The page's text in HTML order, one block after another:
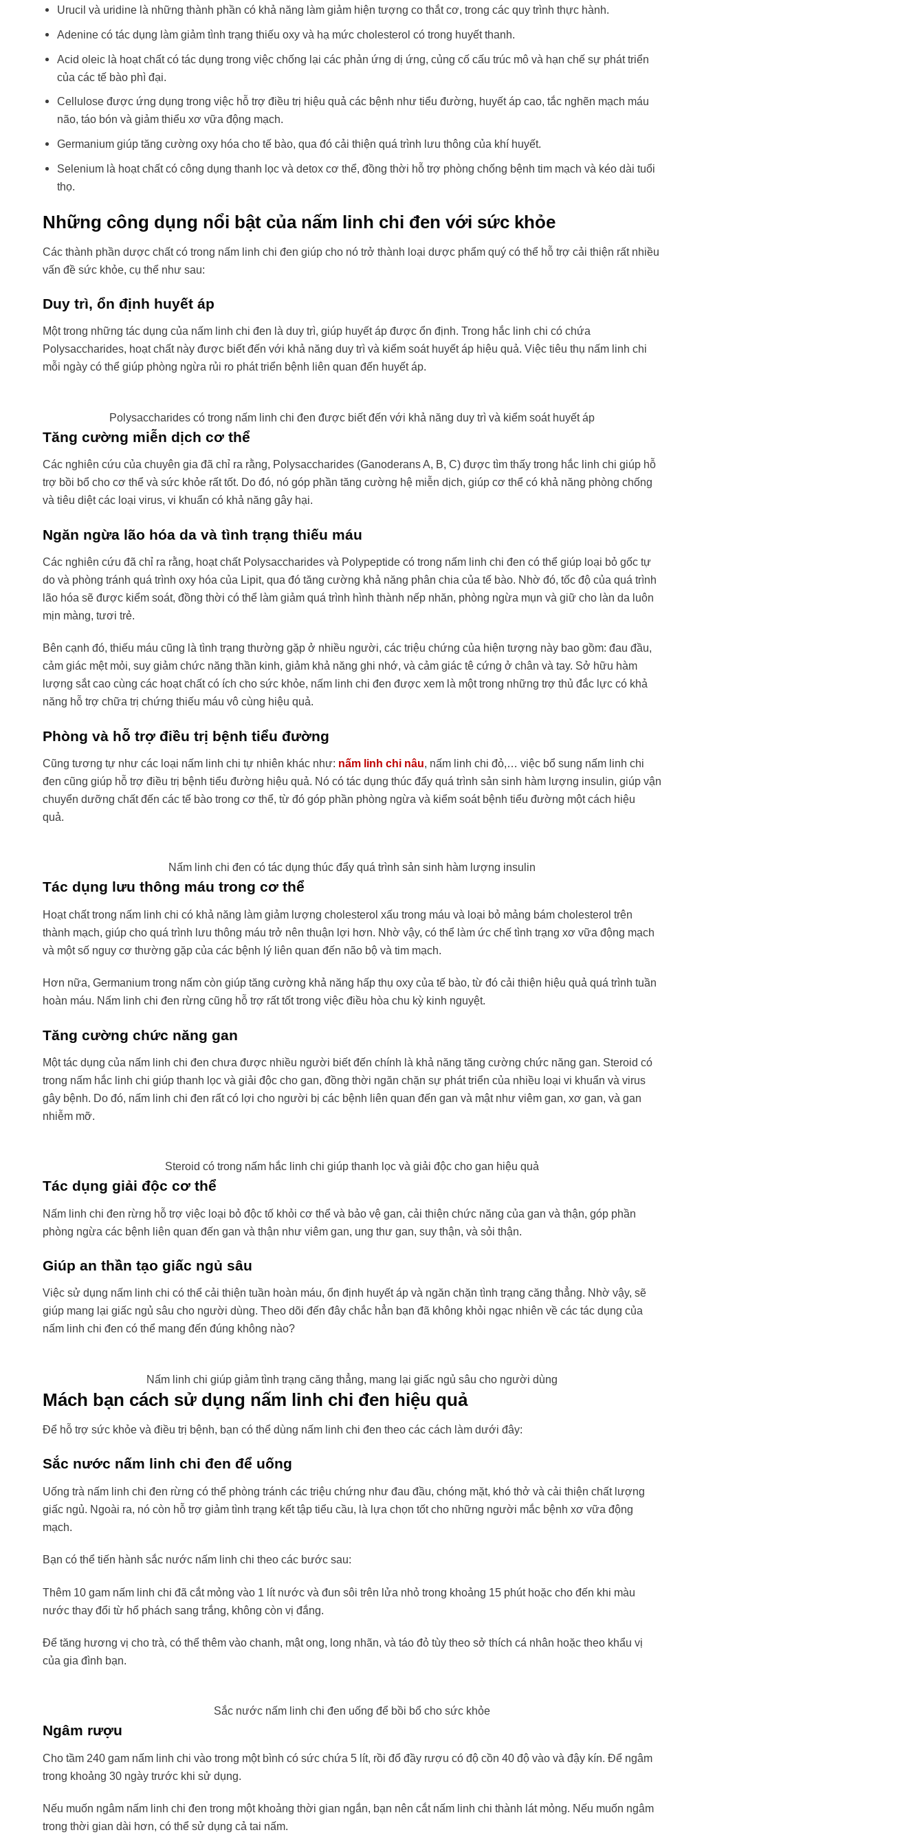
Urucil và uridine là những thành phần có khả năng làm giảm hiện tượng co thắt cơ, trong các quy trình thực hành.
Adenine có tác dụng làm giảm tình trạng thiếu oxy và hạ mức cholesterol có trong huyết thanh.
Acid oleic là hoạt chất có tác dụng trong việc chống lại các phản ứng dị ứng, củng cố cấu trúc mô và hạn chế sự phát triển
của các tế bào phì đại.
Cellulose được ứng dụng trong việc hỗ trợ điều trị hiệu quả các bệnh như tiểu đường, huyết áp cao, tắc nghẽn mạch máu
não, táo bón và giảm thiểu xơ vữa động mạch.
Germanium giúp tăng cường oxy hóa cho tế bào, qua đó cải thiện quá trình lưu thông của khí huyết.
Selenium là hoạt chất có công dụng thanh lọc và detox cơ thể, đồng thời hỗ trợ phòng chống bệnh tim mạch và kéo dài tuổi
thọ.
Những công dụng nổi bật của nấm linh chi đen với sức khỏe
Các thành phần dược chất có trong nấm linh chi đen giúp cho nó trở thành loại dược phẩm quý có thể hỗ trợ cải thiện rất nhiều
vấn đề sức khỏe, cụ thể như sau:
Duy trì, ổn định huyết áp
Một trong những tác dụng của nấm linh chi đen là duy trì, giúp huyết áp được ổn định. Trong hắc linh chi có chứa
Polysaccharides, hoạt chất này được biết đến với khả năng duy trì và kiểm soát huyết áp hiệu quả. Việc tiêu thụ nấm linh chi
mỗi ngày có thể giúp phòng ngừa rủi ro phát triển bệnh liên quan đến huyết áp.
Polysaccharides có trong nấm linh chi đen được biết đến với khả năng duy trì và kiểm soát huyết áp
Tăng cường miễn dịch cơ thể
Các nghiên cứu của chuyên gia đã chỉ ra rằng, Polysaccharides (Ganoderans A, B, C) được tìm thấy trong hắc linh chi giúp hỗ
trợ bồi bổ cho cơ thể và sức khỏe rất tốt. Do đó, nó góp phần tăng cường hệ miễn dịch, giúp cơ thể có khả năng phòng chống
và tiêu diệt các loại virus, vi khuẩn có khả năng gây hại.
Ngăn ngừa lão hóa da và tình trạng thiếu máu
Các nghiên cứu đã chỉ ra rằng, hoạt chất Polysaccharides và Polypeptide có trong nấm linh chi đen có thể giúp loại bỏ gốc tự
do và phòng tránh quá trình oxy hóa của Lipit, qua đó tăng cường khả năng phân chia của tế bào. Nhờ đó, tốc độ của quá trình
lão hóa sẽ được kiểm soát, đồng thời có thể làm giảm quá trình hình thành nếp nhăn, phòng ngừa mụn và giữ cho làn da luôn
mịn màng, tươi trẻ.
Bên cạnh đó, thiếu máu cũng là tình trạng thường gặp ở nhiều người, các triệu chứng của hiện tượng này bao gồm: đau đầu,
cảm giác mệt mỏi, suy giảm chức năng thần kinh, giảm khả năng ghi nhớ, và cảm giác tê cứng ở chân và tay. Sở hữu hàm
lượng sắt cao cùng các hoạt chất có ích cho sức khỏe, nấm linh chi đen được xem là một trong những trợ thủ đắc lực có khả
năng hỗ trợ chữa trị chứng thiếu máu vô cùng hiệu quả.
Phòng và hỗ trợ điều trị bệnh tiểu đường
Cũng tương tự như các loại nấm linh chi tự nhiên khác như: nấm linh chi nâu, nấm linh chi đỏ,… việc bổ sung nấm linh chi
đen cũng giúp hỗ trợ điều trị bệnh tiểu đường hiệu quả. Nó có tác dụng thúc đẩy quá trình sản sinh hàm lượng insulin, giúp vận
chuyển dưỡng chất đến các tế bào trong cơ thể, từ đó góp phần phòng ngừa và kiểm soát bệnh tiểu đường một cách hiệu
quả.
Nấm linh chi đen có tác dụng thúc đẩy quá trình sản sinh hàm lượng insulin
Tác dụng lưu thông máu trong cơ thể
Hoạt chất trong nấm linh chi có khả năng làm giảm lượng cholesterol xấu trong máu và loại bỏ mảng bám cholesterol trên
thành mạch, giúp cho quá trình lưu thông máu trở nên thuận lợi hơn. Nhờ vậy, có thể làm ức chế tình trạng xơ vữa động mạch
và một số nguy cơ thường gặp của các bệnh lý liên quan đến não bộ và tim mạch.
Hơn nữa, Germanium trong nấm còn giúp tăng cường khả năng hấp thụ oxy của tế bào, từ đó cải thiện hiệu quả quá trình tuần
hoàn máu. Nấm linh chi đen rừng cũng hỗ trợ rất tốt trong việc điều hòa chu kỳ kinh nguyệt.
Tăng cường chức năng gan
Một tác dụng của nấm linh chi đen chưa được nhiều người biết đến chính là khả năng tăng cường chức năng gan. Steroid có
trong nấm hắc linh chi giúp thanh lọc và giải độc cho gan, đồng thời ngăn chặn sự phát triển của nhiều loại vi khuẩn và virus
gây bệnh. Do đó, nấm linh chi đen rất có lợi cho người bị các bệnh liên quan đến gan và mật như viêm gan, xơ gan, và gan
nhiễm mỡ.
Steroid có trong nấm hắc linh chi giúp thanh lọc và giải độc cho gan hiệu quả
Tác dụng giải độc cơ thể
Nấm linh chi đen rừng hỗ trợ việc loại bỏ độc tố khỏi cơ thể và bảo vệ gan, cải thiện chức năng của gan và thận, góp phần
phòng ngừa các bệnh liên quan đến gan và thận như viêm gan, ung thư gan, suy thận, và sỏi thận.
Giúp an thần tạo giấc ngủ sâu
Việc sử dụng nấm linh chi có thể cải thiện tuần hoàn máu, ổn định huyết áp và ngăn chặn tình trạng căng thẳng. Nhờ vậy, sẽ
giúp mang lại giấc ngủ sâu cho người dùng. Theo dõi đến đây chắc hẳn bạn đã không khỏi ngạc nhiên về các tác dụng của
nấm linh chi đen có thể mang đến đúng không nào?
Nấm linh chi giúp giảm tình trạng căng thẳng, mang lại giấc ngủ sâu cho người dùng
Mách bạn cách sử dụng nấm linh chi đen hiệu quả
Để hỗ trợ sức khỏe và điều trị bệnh, bạn có thể dùng nấm linh chi đen theo các cách làm dưới đây:
Sắc nước nấm linh chi đen để uống
Uống trà nấm linh chi đen rừng có thể phòng tránh các triệu chứng như đau đầu, chóng mặt, khó thở và cải thiện chất lượng
giấc ngủ. Ngoài ra, nó còn hỗ trợ giảm tình trạng kết tập tiểu cầu, là lựa chọn tốt cho những người mắc bệnh xơ vữa động
mạch.
Bạn có thể tiến hành sắc nước nấm linh chi theo các bước sau:
Thêm 10 gam nấm linh chi đã cắt mỏng vào 1 lít nước và đun sôi trên lửa nhỏ trong khoảng 15 phút hoặc cho đến khi màu
nước thay đổi từ hổ phách sang trắng, không còn vị đắng.
Để tăng hương vị cho trà, có thể thêm vào chanh, mật ong, long nhãn, và táo đỏ tùy theo sở thích cá nhân hoặc theo khẩu vị
của gia đình bạn.
Sắc nước nấm linh chi đen uống để bồi bổ cho sức khỏe
Ngâm rượu
Cho tầm 240 gam nấm linh chi vào trong một bình có sức chứa 5 lít, rồi đổ đầy rượu có độ cồn 40 độ vào và đậy kín. Để ngâm
trong khoảng 30 ngày trước khi sử dụng.
Nếu muốn ngâm nấm linh chi đen trong một khoảng thời gian ngắn, bạn nên cắt nấm linh chi thành lát mỏng. Nếu muốn ngâm
trong thời gian dài hơn, có thể sử dụng cả tai nấm.